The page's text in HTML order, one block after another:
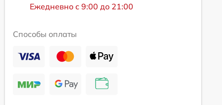
Ежедневно с 9:00 до 21:00
Способы оплаты